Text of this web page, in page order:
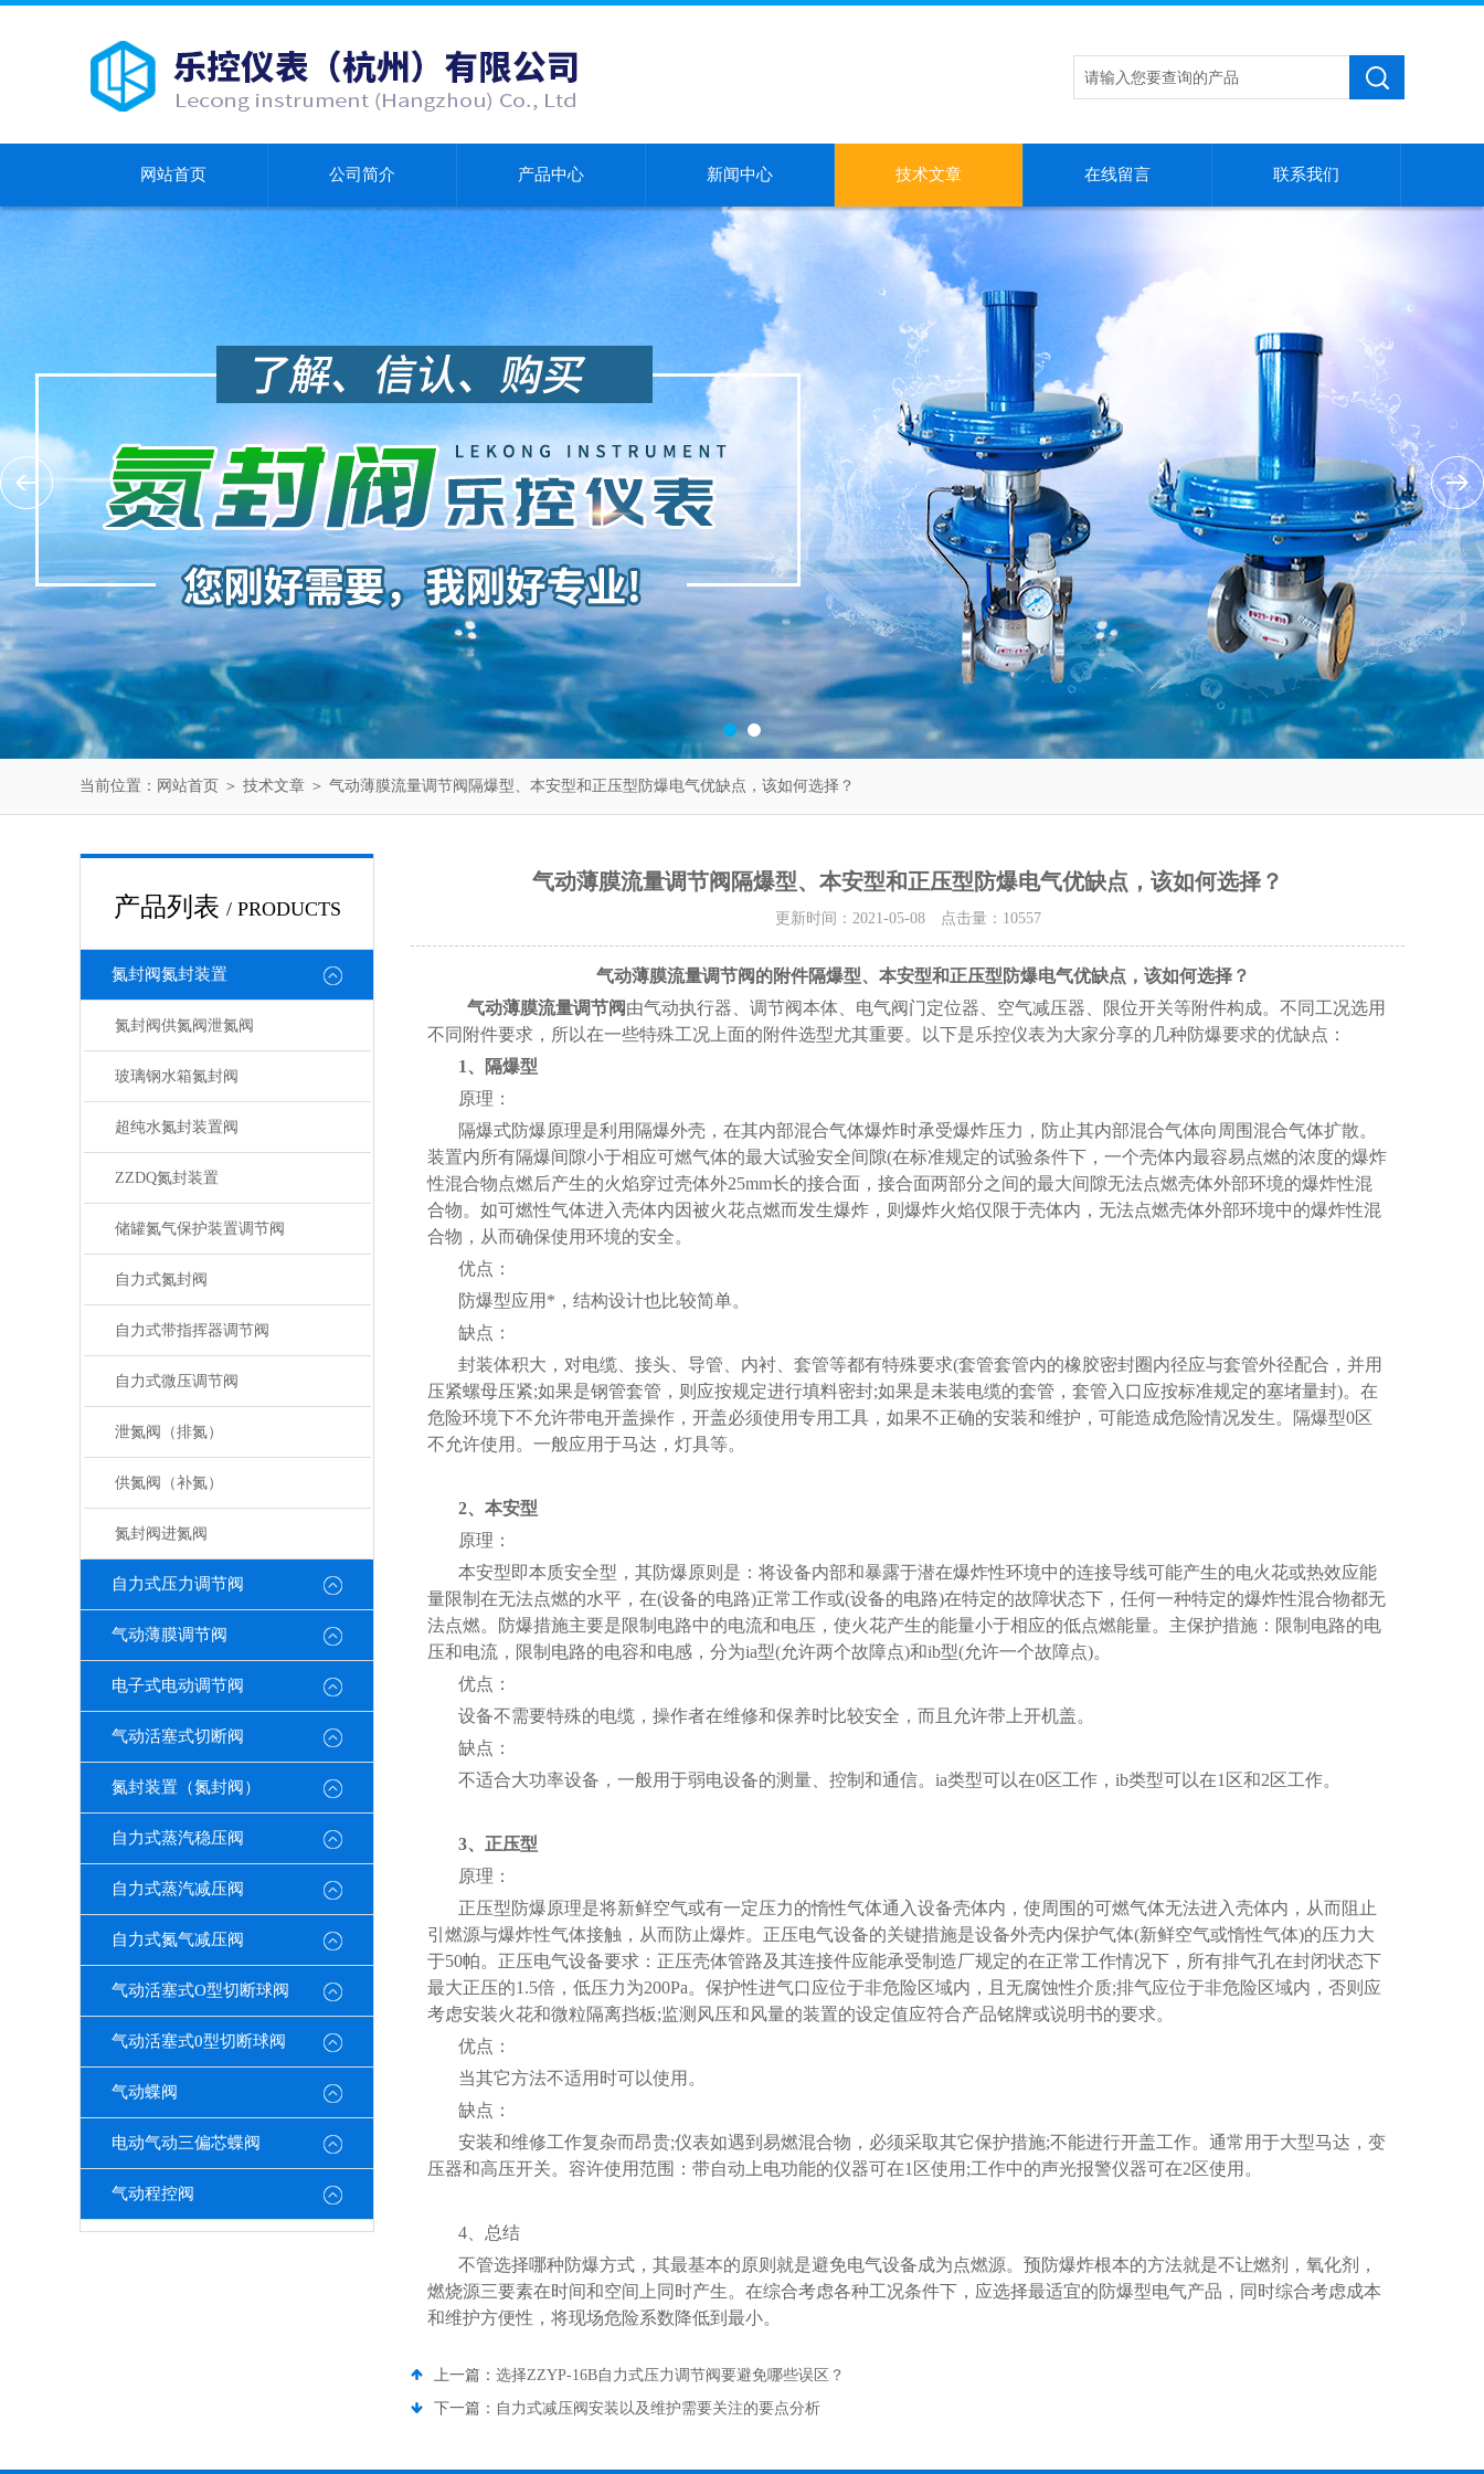
网站首页 公司简介 产品中心 新闻中心 技术文章 在线留言 联系我们
当前位置： 网站首页 ＞ 技术文章 ＞ 气动薄膜流量调节阀隔爆型、本安型和正压型防爆电气优缺点，该如何选择？
产品列表 / PRODUCTS
氮封阀氮封装置
氮封阀供氮阀泄氮阀
玻璃钢水箱氮封阀
超纯水氮封装置阀
ZZDQ氮封装置
储罐氮气保护装置调节阀
自力式氮封阀
自力式带指挥器调节阀
自力式微压调节阀
泄氮阀（排氮）
供氮阀（补氮）
氮封阀进氮阀
自力式压力调节阀
气动薄膜调节阀
电子式电动调节阀
气动活塞式切断阀
氮封装置（氮封阀）
自力式蒸汽稳压阀
自力式蒸汽减压阀
自力式氮气减压阀
气动活塞式O型切断球阀
气动活塞式0型切断球阀
气动蝶阀
电动气动三偏芯蝶阀
气动程控阀
气动薄膜流量调节阀隔爆型、本安型和正压型防爆电气优缺点，该如何选择？
更新时间：2021-05-08 点击量： 10557
气动薄膜流量调节阀的附件隔爆型、本安型和正压型防爆电气优缺点，该如何选择？
气动薄膜流量调节阀由气动执行器、调节阀本体、电气阀门定位器、空气减压器、限位开关等附件构成。不同工况选用
不同附件要求，所以在一些特殊工况上面的附件选型尤其重要。以下是乐控仪表为大家分享的几种防爆要求的优缺点：
1、隔爆型
原理：
隔爆式防爆原理是利用隔爆外壳，在其内部混合气体爆炸时承受爆炸压力，防止其内部混合气体向周围混合气体扩散。
装置内所有隔爆间隙小于相应可燃气体的最大试验安全间隙(在标准规定的试验条件下，一个壳体内最容易点燃的浓度的爆炸
性混合物点燃后产生的火焰穿过壳体外25mm长的接合面，接合面两部分之间的最大间隙无法点燃壳体外部环境的爆炸性混
合物。如可燃性气体进入壳体内因被火花点燃而发生爆炸，则爆炸火焰仅限于壳体内，无法点燃壳体外部环境中的爆炸性混
合物，从而确保使用环境的安全。
优点：
防爆型应用*，结构设计也比较简单。
缺点：
封装体积大，对电缆、接头、导管、内衬、套管等都有特殊要求(套管套管内的橡胶密封圈内径应与套管外径配合，并用
压紧螺母压紧;如果是钢管套管，则应按规定进行填料密封;如果是未装电缆的套管，套管入口应按标准规定的塞堵量封)。在
危险环境下不允许带电开盖操作，开盖必须使用专用工具，如果不正确的安装和维护，可能造成危险情况发生。隔爆型0区
不允许使用。一般应用于马达，灯具等。
2、本安型
原理：
本安型即本质安全型，其防爆原则是：将设备内部和暴露于潜在爆炸性环境中的连接导线可能产生的电火花或热效应能
量限制在无法点燃的水平，在(设备的电路)正常工作或(设备的电路)在特定的故障状态下，任何一种特定的爆炸性混合物都无
法点燃。防爆措施主要是限制电路中的电流和电压，使火花产生的能量小于相应的低点燃能量。主保护措施：限制电路的电
压和电流，限制电路的电容和电感，分为ia型(允许两个故障点)和ib型(允许一个故障点)。
优点：
设备不需要特殊的电缆，操作者在维修和保养时比较安全，而且允许带上开机盖。
缺点：
不适合大功率设备，一般用于弱电设备的测量、控制和通信。ia类型可以在0区工作，ib类型可以在1区和2区工作。
3、正压型
原理：
正压型防爆原理是将新鲜空气或有一定压力的惰性气体通入设备壳体内，使周围的可燃气体无法进入壳体内，从而阻止
引燃源与爆炸性气体接触，从而防止爆炸。正压电气设备的关键措施是设备外壳内保护气体(新鲜空气或惰性气体)的压力大
于50帕。正压电气设备要求：正压壳体管路及其连接件应能承受制造厂规定的在正常工作情况下，所有排气孔在封闭状态下
最大正压的1.5倍， 低压力为200Pa。保护性进气口应位于非危险区域内，且无腐蚀性介质;排气应位于非危险区域内，否则应
考虑安装火花和微粒隔离挡板;监测风压和风量的装置的设定值应符合产品铭牌或说明书的要求。
优点：
当其它方法不适用时可以使用。
缺点：
安装和维修工作复杂而昂贵;仪表如遇到易燃混合物，必须采取其它保护措施;不能进行开盖工作。通常用于大型马达，变
压器和高压开关。容许使用范围：带自动上电功能的仪器可在1区使用;工作中的声光报警仪器可在2区使用。
4、总结
不管选择哪种防爆方式，其最基本的原则就是避免电气设备成为点燃源。预防爆炸根本的方法就是不让燃剂
，氧化剂，
燃烧源三要素在时间和空间上同时产生。在综合考虑各种工况条件下，应选择最适宜的防爆型电气产品，同时综合考虑成本
和维护方便性，将现场危险系数降低到最小。
上一篇： 选择ZZYP-16B自力式压力调节阀要避免哪些误区？
下一篇： 自力式减压阀安装以及维护需要关注的要点分析